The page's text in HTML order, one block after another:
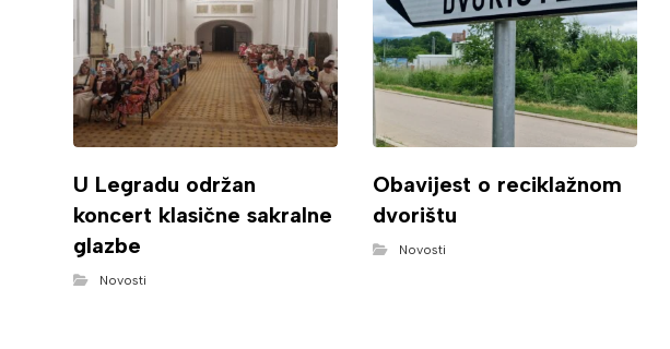
U Legradu održan
koncert klasične sakralne
glazbe
Novosti
Obavijest o reciklažnom
dvorištu
Novosti